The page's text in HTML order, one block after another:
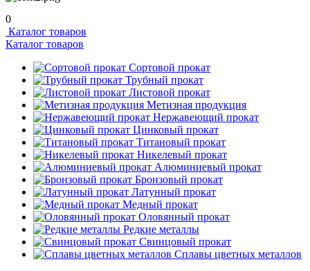
0
Каталог товаров
Каталог товаров
Сортовой прокат
Трубный прокат
Листовой прокат
Метизная продукция
Нержавеющий прокат
Цинковый прокат
Титановый прокат
Никелевый прокат
Алюминиевый прокат
Бронзовый прокат
Латунный прокат
Медный прокат
Оловянный прокат
Редкие металлы
Свинцовый прокат
Сплавы цветных металлов